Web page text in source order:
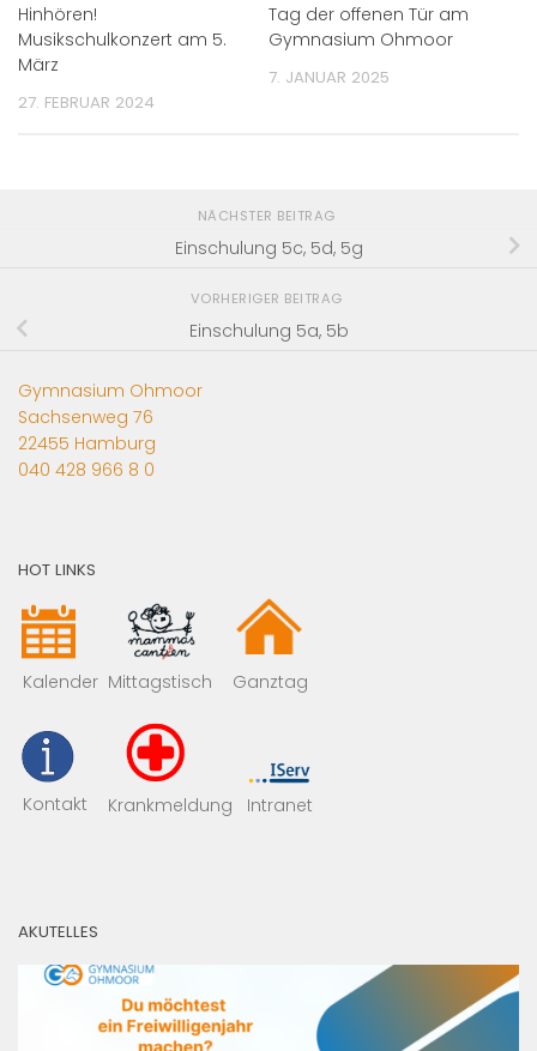
Hinhören!
Musikschulkonzert am 5.
März
27. FEBRUAR 2024
Tag der offenen Tür am
Gymnasium Ohmoor
7. JANUAR 2025
NÄCHSTER BEITRAG
Einschulung 5c, 5d, 5g
VORHERIGER BEITRAG
Einschulung 5a, 5b
Gymnasium Ohmoor
Sachsenweg 76
22455 Hamburg
040 428 966 8 0
HOT LINKS
Kalender Mittagstisch Ganztag
Kontakt Krankmeldung Intranet
AKUTELLES